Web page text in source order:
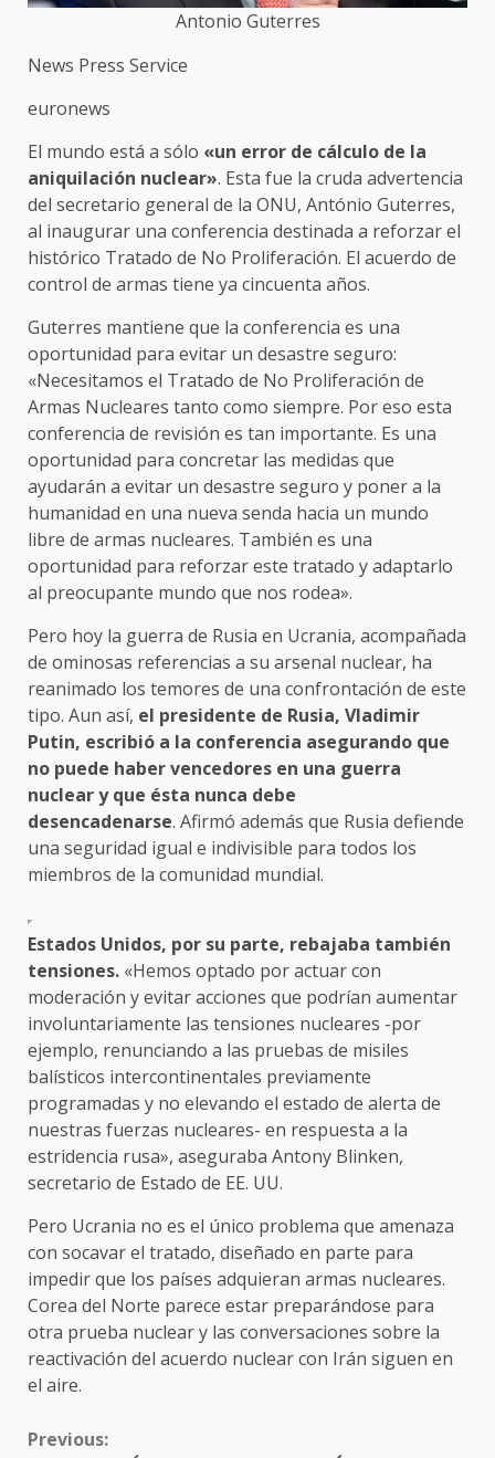
Antonio Guterres
News Press Service
euronews
El mundo está a sólo «un error de cálculo de la
aniquilación nuclear». Esta fue la cruda advertencia
del secretario general de la ONU, António Guterres,
al inaugurar una conferencia destinada a reforzar el
histórico Tratado de No Proliferación. El acuerdo de
control de armas tiene ya cincuenta años.
Guterres mantiene que la conferencia es una
oportunidad para evitar un desastre seguro:
«Necesitamos el Tratado de No Proliferación de
Armas Nucleares tanto como siempre. Por eso esta
conferencia de revisión es tan importante. Es una
oportunidad para concretar las medidas que
ayudarán a evitar un desastre seguro y poner a la
humanidad en una nueva senda hacia un mundo
libre de armas nucleares. También es una
oportunidad para reforzar este tratado y adaptarlo
al preocupante mundo que nos rodea».
Pero hoy la guerra de Rusia en Ucrania, acompañada
de ominosas referencias a su arsenal nuclear, ha
reanimado los temores de una confrontación de este
tipo. Aun así, el presidente de Rusia, Vladimir
Putin, escribió a la conferencia asegurando que
no puede haber vencedores en una guerra
nuclear y que ésta nunca debe
desencadenarse. Afirmó además que Rusia defiende
una seguridad igual e indivisible para todos los
miembros de la comunidad mundial.
Estados Unidos, por su parte, rebajaba también
tensiones. «Hemos optado por actuar con
moderación y evitar acciones que podrían aumentar
involuntariamente las tensiones nucleares -por
ejemplo, renunciando a las pruebas de misiles
balísticos intercontinentales previamente
programadas y no elevando el estado de alerta de
nuestras fuerzas nucleares- en respuesta a la
estridencia rusa», aseguraba Antony Blinken,
secretario de Estado de EE. UU.
Pero Ucrania no es el único problema que amenaza
con socavar el tratado, diseñado en parte para
impedir que los países adquieran armas nucleares.
Corea del Norte parece estar preparándose para
otra prueba nuclear y las conversaciones sobre la
reactivación del acuerdo nuclear con Irán siguen en
el aire.
CONTINUE
Previous: